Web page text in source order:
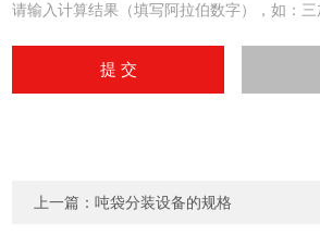
请输入计算结果（填写阿拉伯数字），如：三
上一篇：吨袋分装设备的规格